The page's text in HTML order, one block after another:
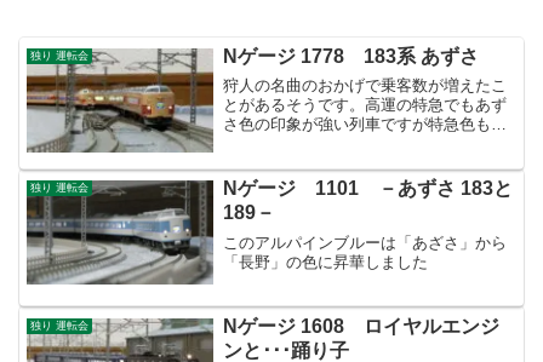
独り 運転会 Nゲージ 1778 183系 あずさ
狩人の名曲のおかげで乗客数が増えたこ
とがあるそうです。高運の特急でもあず
さ色の印象が強い列車ですが特急色もい
独り 運転会
Nゲージ 1101 －あずさ 183と
189－
このアルパインブルーは「あざさ」から
「長野」の色に昇華しました
独り 運転会
Nゲージ 1608 ロイヤルエンジ
ンと･･･踊り子